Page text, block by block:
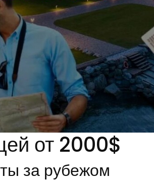
от 2000$
за рубежом